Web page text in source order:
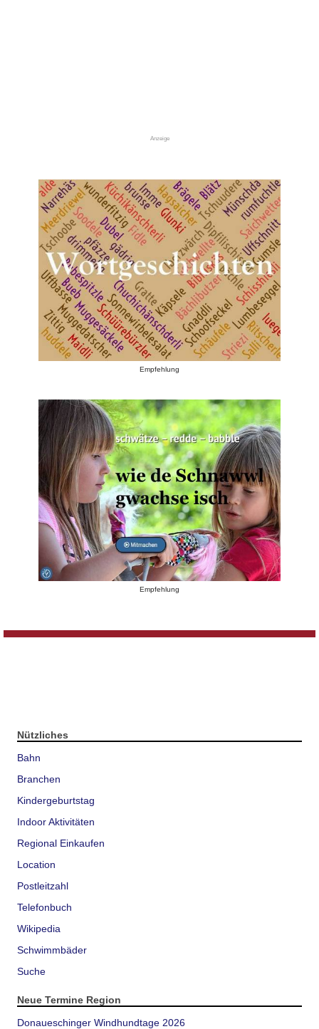
Anzeige
Empfehlung
Empfehlung
Nützliches
Bahn
Branchen
Kindergeburtstag
Indoor Aktivitäten
Regional Einkaufen
Location
Postleitzahl
Telefonbuch
Wikipedia
Schwimmbäder
Suche
Neue Termine Region
Donaueschinger Windhundtage 2026